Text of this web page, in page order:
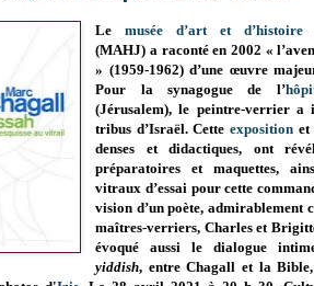
Lemusée d’art et d’histoire
(MAHJ) a raconté en 2002 «
» (1959-1962) d’une œuvre
Pour la synagogue de l’
(Jérusalem), le peintre-verrier a
tribus d’Israël. Cetteexposition et
denses et didactiques, ont
préparatoires et maquettes,
vitraux d’essai pour cette
vision d’un poète, admirablement
maîtres-verriers, Charles et
évoqué aussi le dialogue
yiddish, entre Chagall et la